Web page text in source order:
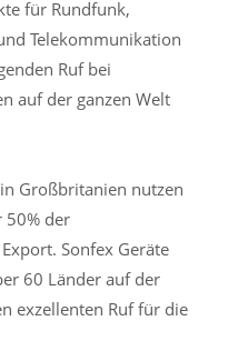
für Rundfunk,
Telekommunikation
Ruf bei
auf der ganzen Welt
Großbritanien nutzen
50% der
Sonfex Geräte
60 Länder auf der
exzellenten Ruf für die